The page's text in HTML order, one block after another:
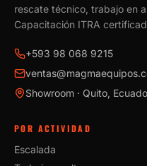
rescate técnico, trabajo en
Capacitación ITRA
+593 98 068 9215
Showroom · Quito,
POR ACTIVIDAD
Escalada